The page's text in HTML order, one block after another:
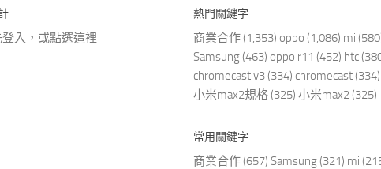
入，或點選這裡
熱門關鍵字
商業合作(1,353) oppo (1,086) mi
Samsung(463) oppo r11 (452) htc
chromecast v3(334) chromecast(334)
小米max2規格(325) 小米max2(325)
常用關鍵字
商業合作(657) Samsung(321) mi